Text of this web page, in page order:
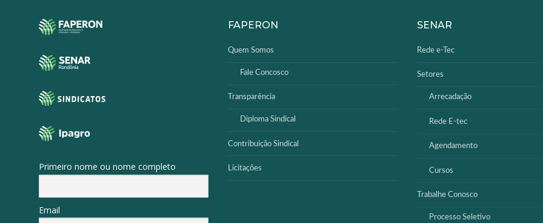
Primeiro nome ou nome completo
Email
FAPERON
Quem Somos
Fale Concosco
Transparência
Diploma Sindical
Contribuição Sindical
Licitações
SENAR
Rede e-Tec
Setores
Arrecadação
Rede E-tec
Agendamento
Cursos
Trabalhe Conosco
Processo Seletivo